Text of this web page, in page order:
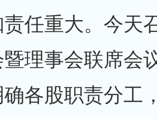
任重大。今天
理事会联席会
各股职责分工